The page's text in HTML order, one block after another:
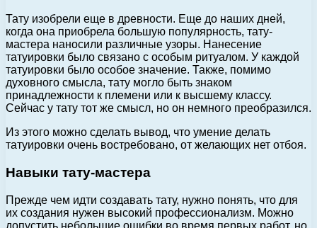
Тату изобрели еще в древности. Еще до наших дней,
когда она приобрела большую популярность, тату-
мастера наносили различные узоры. Нанесение
татуировки было связано с особым ритуалом. У каждой
татуировки было особое значение. Также, помимо
духовного смысла, тату могло быть знаком
принадлежности к племени или к высшему классу.
Сейчас у тату тот же смысл, но он немного преобразился.
Из этого можно сделать вывод, что умение делать
татуировки очень востребовано, от желающих нет отбоя.
Навыки тату-мастера
Прежде чем идти создавать тату, нужно понять, что для
их создания нужен высокий профессионализм. Можно
допустить небольшие ошибки во время первых работ, но